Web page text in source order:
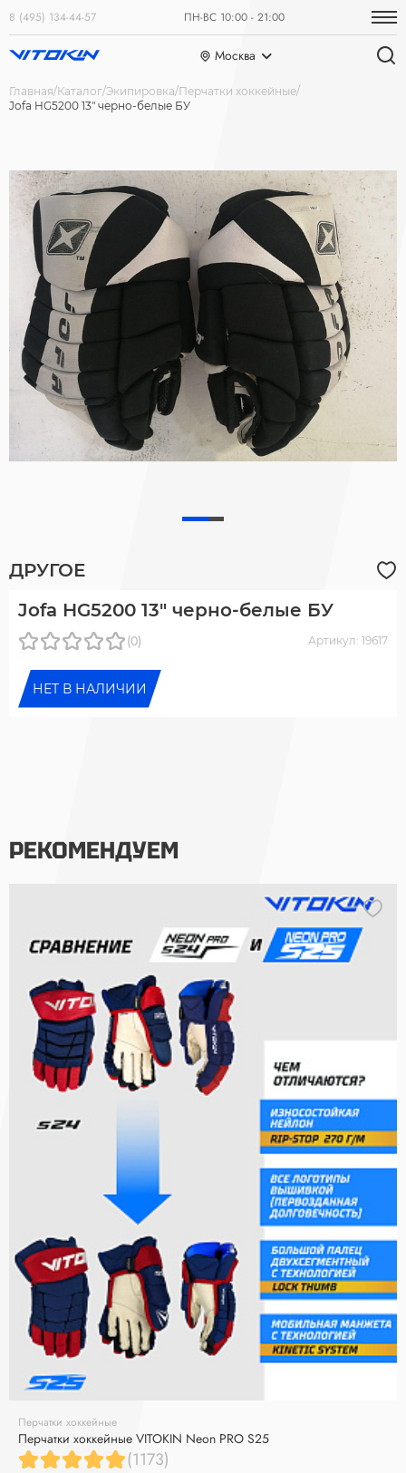
8 (495) 134-44-57 ПН-ВС 10:00 - 21:00
Москва
Главная Каталог Экипировка Перчатки хоккейные
Jofa HG5200 13" черно-белые БУ
ДРУГОЕ
Jofa HG5200 13" черно-белые БУ
(0) Артикул: 19617
НЕТ В НАЛИЧИИ
РЕКОМЕНДУЕМ
Перчатки хоккейные
Перчатки хоккейные VITOKIN Neon PRO S25
(1173)